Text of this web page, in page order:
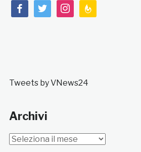
facebooktwitterinstagramfeedburner
Tweets by VNews24
Archivi
Archivi